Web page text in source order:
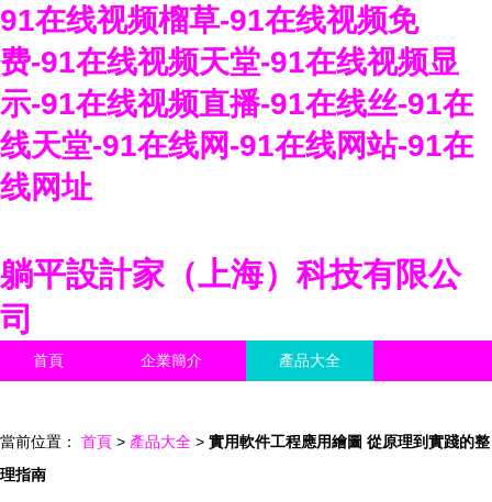
91在线视频榴草-91在线视频免
费-91在线视频天堂-91在线视频显
示-91在线视频直播-91在线丝-91在
线天堂-91在线网-91在线网站-91在
线网址
躺平設計家（上海）科技有限公
司
首頁 企業簡介 產品大全
當前位置： 首頁 > 產品大全 > 實用軟件工程應用繪圖 從原理到實踐的整
理指南